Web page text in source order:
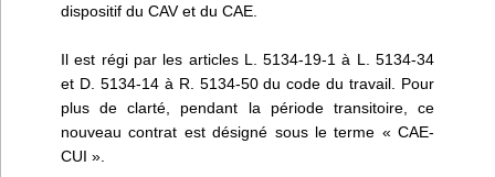
dispositif du CAV et du CAE.
Il est régi par les articles L. 5134-19-1 à L. 5134-34
et D. 5134-14 à R. 5134-50 du code du travail. Pour
plus de clarté, pendant la période transitoire, ce
nouveau contrat est désigné sous le terme « CAE-
CUI ».